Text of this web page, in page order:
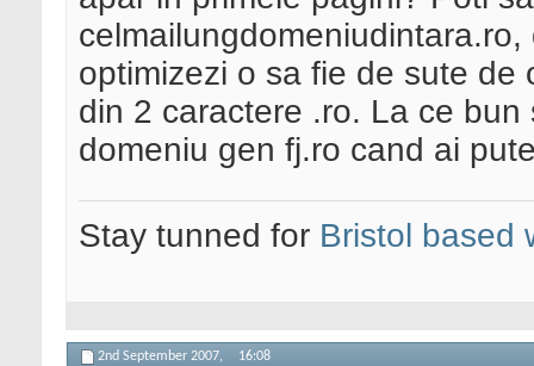
optimizezi o sa fie de sute de
din 2 caractere .ro. La ce
domeniu gen fj.ro cand ai
Stay tunned for Bristol based
2nd September 2007, 16:08